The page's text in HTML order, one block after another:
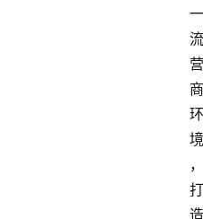
一
流
营
商
环
境
，
打
造